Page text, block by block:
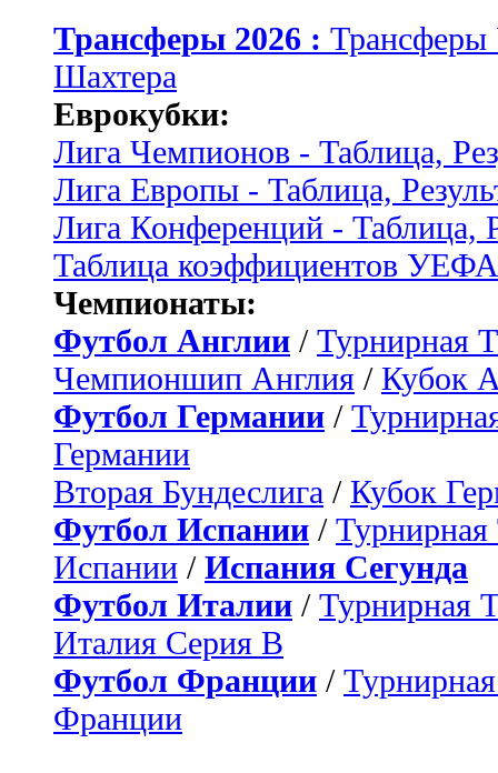
Трансферы 2026 :
Шахтера
Еврокубки:
Лига Чемпионов - Таблица,
Лига Европы - Таблица,
Лига Конференций - Таблица,
Таблица коэффициентов УЕФА
Чемпионаты:
Футбол Англии / Турнирная
Чемпионшип Англия / Кубок
Футбол Германии /
Германии
Вторая Бундеслига / Кубок
Футбол Испании / Турнирная
Испании / Испания Сегунда
Футбол Италии / Турнирная
Италия Серия B
Футбол Франции /
Франции